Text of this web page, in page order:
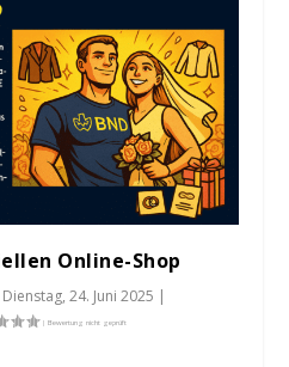
Online-Shop
Dienstag, 24. Juni 2025 |